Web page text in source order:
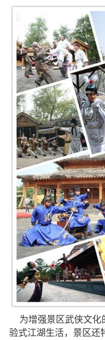
为增强景区武侠文化
验式江湖生活，景区还